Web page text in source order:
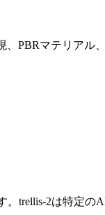
、PBRマテリアル
trellis-2は特定の